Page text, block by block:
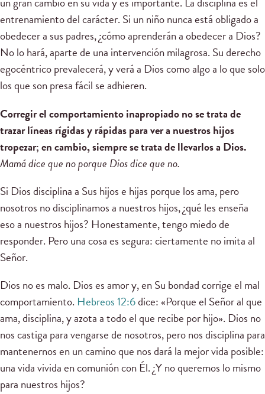
entrenamiento del carácter. Si un niño nunca está obligado a
obedecer a sus padres, ¿cómo aprenderán a obedecer a Dios?
No lo hará, aparte de una intervención milagrosa. Su derecho
egocéntrico prevalecerá, y verá a Dios como algo a lo que solo
los que son presa fácil se adhieren.
Corregir el comportamiento inapropiado no se trata de
trazar líneas rígidas y rápidas para ver a nuestros hijos
tropezar; en cambio, siempre se trata de llevarlos a Dios.
Mamá dice que no porque Dios dice que no.
Si Dios disciplina a Sus hijos e hijas porque los ama, pero
nosotros no disciplinamos a nuestros hijos, ¿qué les enseña
eso a nuestros hijos? Honestamente, tengo miedo de
responder. Pero una cosa es segura: ciertamente no imita al
Señor.
Dios no es malo. Dios es amor y, en Su bondad corrige el mal
comportamiento. Hebreos 12:6dice: «Porque el Señor al que
ama, disciplina, y azota a todo el que recibe por hijo». Dios no
nos castiga para vengarse de nosotros, pero nos disciplina para
mantenernos en un camino que nos dará la mejor vida posible:
una vida vivida en comunión con Él. ¿Y no queremos lo mismo
para nuestros hijos?